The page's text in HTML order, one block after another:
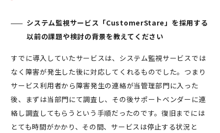
システム監視サービス「CustomerStare」を採用する
以前の課題や検討の背景を教えてください
すでに導入していたサービスは、システム監視サービスでは
なく障害が発生した後に対応してくれるものでした。つまり
サービス利用者から障害発生の連絡が当管理部門に入った
後、まずは当部門にて調査し、その後サポートベンダーに連
絡し調査してもらうという手順だったのです。復旧までには
とても時間がかかり、その間、サービスは停止する状況と